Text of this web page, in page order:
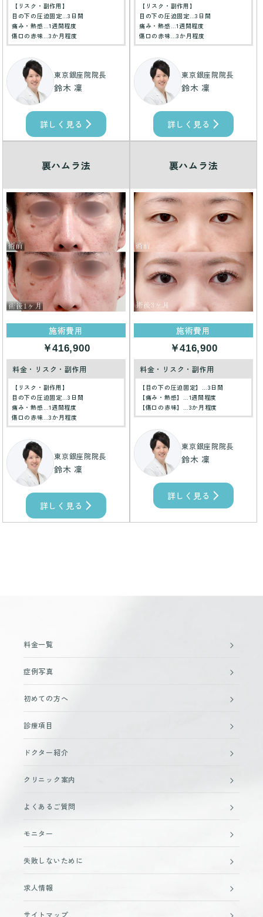
【リスク・副作用】
目の下の圧迫固定…3日間
痛み・熱感…1週間程度
傷口の赤味…3か月程度
東京銀座院院長
鈴木 凜
詳しく見る
【リスク・副作用】
目の下の圧迫固定…3日間
痛み・熱感…1週間程度
傷口の赤味…3か月程度
東京銀座院院長
鈴木 凜
詳しく見る
裏ハムラ法
施術費用
￥416,900
料金・リスク・副作用
【リスク・副作用】
目の下の圧迫固定…3日間
痛み・熱感…1週間程度
傷口の赤味…3か月程度
東京銀座院院長
鈴木 凜
詳しく見る
裏ハムラ法
施術費用
￥416,900
料金・リスク・副作用
【目の下の圧迫固定】…3日間
【痛み・熱感】…1週間程度
【傷口の赤味】…3か月程度
東京銀座院院長
鈴木 凜
詳しく見る
料金一覧
症例写真
初めての方へ
診療項目
ドクター紹介
クリニック案内
よくあるご質問
モニター
失敗しないために
求人情報
サイトマップ